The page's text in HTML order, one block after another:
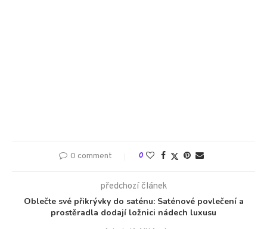
0 comment 0
předchozí článek
Oblečte své přikrývky do saténu: Saténové povlečení a
prostěradla dodají ložnici nádech luxusu